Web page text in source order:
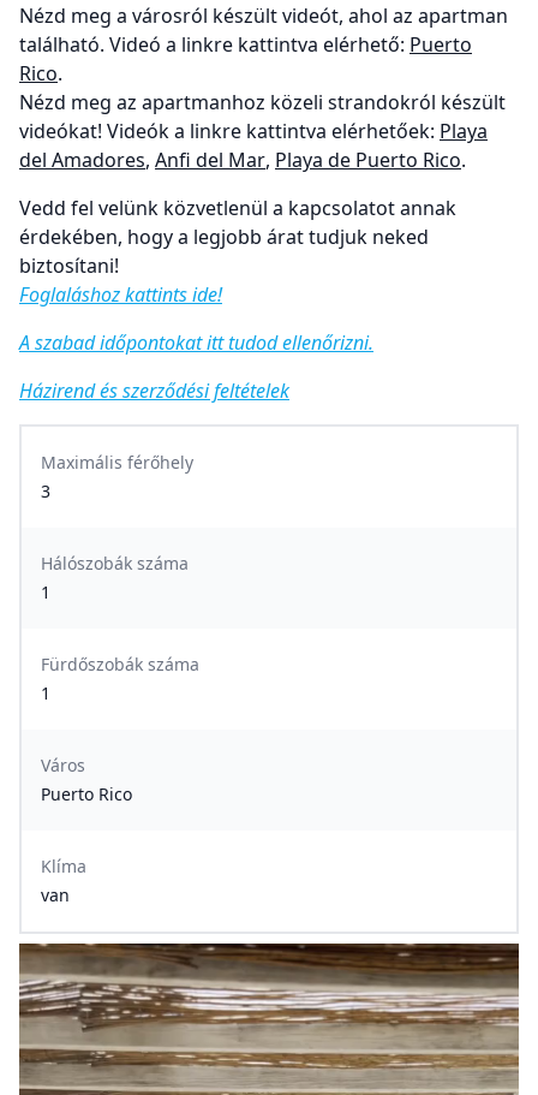
Nézd meg a városról készült videót, ahol az apartman
található. Videó a linkre kattintva elérhető: Puerto
Rico.
Nézd meg az apartmanhoz közeli strandokról készült
videókat! Videók a linkre kattintva elérhetőek: Playa
del Amadores, Anfi del Mar, Playa de Puerto Rico.
Vedd fel velünk közvetlenül a kapcsolatot annak
érdekében, hogy a legjobb árat tudjuk neked
biztosítani!
Foglaláshoz kattints ide!
A szabad időpontokat itt tudod ellenőrizni.
Házirend és szerződési feltételek
Maximális férőhely
3
Hálószobák száma
1
Fürdőszobák száma
1
Város
Puerto Rico
Klíma
van